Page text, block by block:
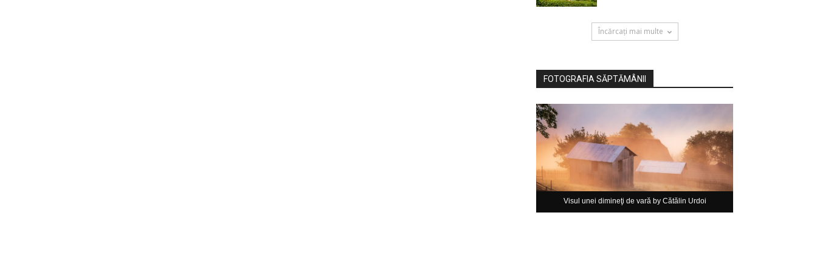
Încărcați mai multe
FOTOGRAFIA SĂPTĂMÂNII
Visul unei dimineţi de vară by Cătălin Urdoi